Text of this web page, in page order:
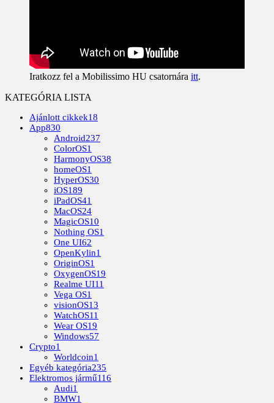
Iratkozz fel a Mobilissimo HU csatornára itt.
KATEGÓRIA LISTA
Ajánlott cikkek18
App830
Android237
ColorOS1
HarmonyOS38
homeOS1
HyperOS30
iOS189
iPadOS41
MacOS24
MagicOS10
Nothing OS1
One UI62
OpenKylin1
OriginOS1
OxygenOS19
Realme UI11
Vega OS1
visionOS13
WatchOS11
Wear OS19
Windows57
Crypto1
Worldcoin1
Egyéb kategória235
Elektromos jármű116
Audi1
BMW1